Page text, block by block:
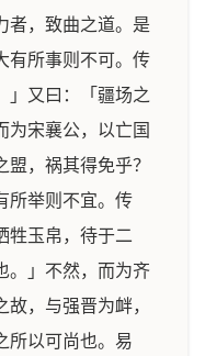
者，致曲之道。是
有所事则不可。传
」又曰：「疆场之
为宋襄公，以亡国
，祸其得免乎？
所举则不宜。传
牲玉帛，待于二
。」不然，而为齐
，与强晋为衅，
所以可尚也。易